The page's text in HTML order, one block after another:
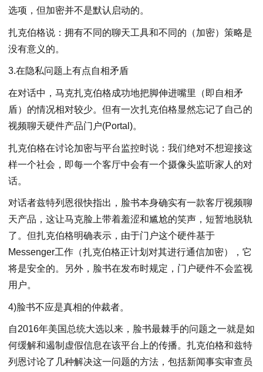
选项，但加密并不是默认启动的。
扎克伯格说：拥有不同的聊天工具和不同的（加密）策略是
没有意义的。
3.在隐私问题上有点自相矛盾
在对话中，马克扎克伯格成功地把脚伸进嘴里（即自相矛
盾）的情况相对较少。但有一次扎克伯格显然忘记了自己的
视频聊天硬件产品门户(Portal)。
扎克伯格在讨论加密与平台监控时说：我们绝对不想迎接这
样一个社会，即每一个客厅中会有一个摄像头监听家人的对
话。
对话者兹特列恩很快指出，脸书本身确实有一款客厅视频聊
天产品，这让马克脸上带着羞涩和尴尬的笑声，短暂地脱轨
了。但扎克伯格明确表示，由于门户这个硬件基于
Messenger工作（扎克伯格正计划对其进行通信加密），它
将是安全的。另外，脸书在发布时规定，门户硬件不会监视
用户。
4)脸书不应是真相的仲裁者。
自2016年美国总统大选以来，脸书最棘手的问题之一就是如
何缓解和遏制虚假信息在该平台上的传播。扎克伯格和兹特
列恩讨论了几种解决这一问题的方法，包括新闻事实审查员